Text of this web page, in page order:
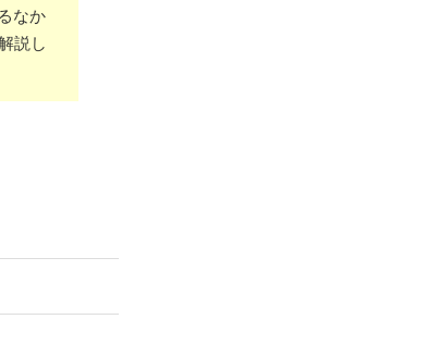
なか
説し